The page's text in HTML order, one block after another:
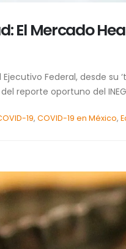
El Mercado
Federal, desde
reporte oportuno del
19,COVID-19 en México,